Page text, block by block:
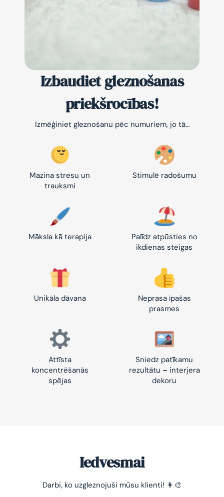
Izbaudiet gleznošanas
priekšrocības!
Izmēģiniet gleznošanu pēc numuriem, jo tā…
Mazina stresu un
trauksmi
Stimulē radošumu
Māksla kā terapija
Palīdz atpūsties no
ikdienas steigas
Unikāla dāvana
Neprasa īpašas
prasmes
Attīsta
koncentrēšanās
spējas
Sniedz patīkamu
rezultātu – interjera
dekoru
Iedvesmai
Darbi, ko uzgleznojuši mūsu klienti! 👩‍🎨